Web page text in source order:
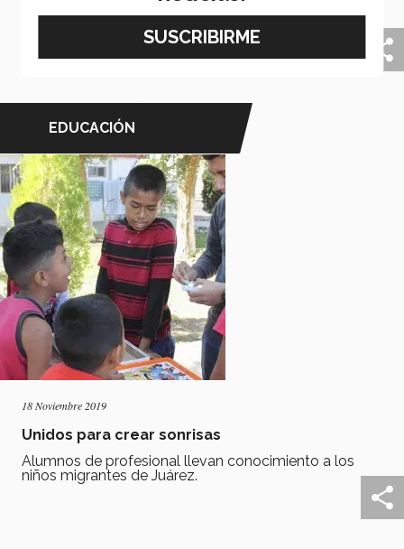
mascarillas para donarlas a las clínicas y hospitales de
la frontera en México y Estados Unidos.
EDUCACIÓN
18 Noviembre 2019
Unidos para crear sonrisas
Alumnos de profesional llevan conocimiento a los
niños migrantes de Juárez.